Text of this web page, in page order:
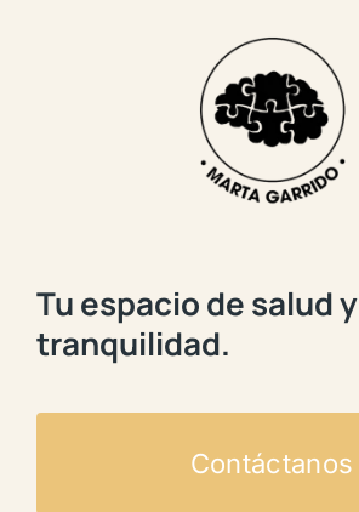
Tu espacio de salud y
tranquilidad.
Contáctanos